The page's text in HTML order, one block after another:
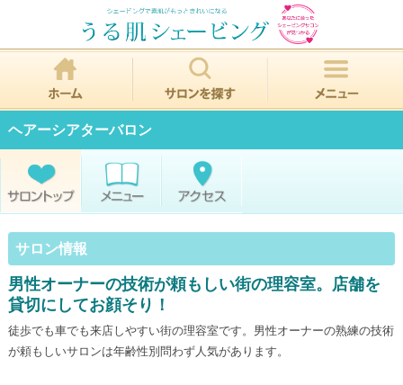
ヘアーシアターバロン
サロン情報
男性オーナーの技術が頼もしい街の理容室。店舗を
貸切にしてお顔そり！
徒歩でも車でも来店しやすい街の理容室です。男性オーナーの熟練の技術
が頼もしいサロンは年齢性別問わず人気があります。